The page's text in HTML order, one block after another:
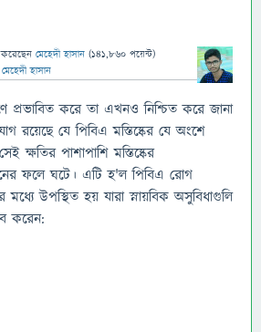
করেছেন মেহেদী হাসান (141,860 পয়েন্ট)
মেহেদী হাসান
প্রভাবিত করে তা এখনও নিশ্চিত করে জানা
রয়েছে যে পিবিএ মস্তিষ্কের যে অংশে
ক্ষতির পাশাপাশি মস্তিষ্কের
ফলে ঘটে। এটি হ'ল পিবিএ রোগ
মধ্যে উপস্থিত হয় যারা স্নায়বিক অসুবিধাগুলি
করেন: